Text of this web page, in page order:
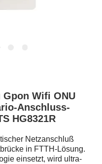
Gpon Wifi ONU
Anschluss-
HG8321R
Netzanschluß
in FTTH-Lösung.
einsetzt, wird ultra-